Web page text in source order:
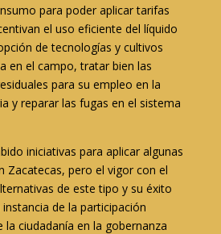
para poder aplicar tarifas
el uso eficiente del líquido
de tecnologías y cultivos
en el campo, tratar bien las
para su empleo en la
y reparar las fugas en el sistema
iniciativas para aplicar algunas
Zacatecas, pero el vigor con el
de este tipo y su éxito
de la participación
la ciudadanía en la gobernanza